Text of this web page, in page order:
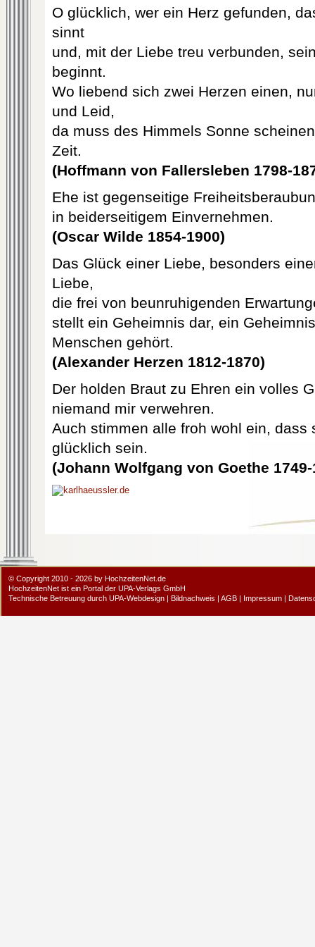
O glücklich, wer ein Herz gefunden,
sinnt
und, mit der Liebe treu verbunden,
beginnt.
Wo liebend sich zwei Herzen einen,
und Leid,
da muss des Himmels Sonne
Zeit.
(Hoffmann von Fallersleben 1798-
Ehe ist gegenseitige
in beiderseitigem Einvernehmen.
(Oscar Wilde 1854-1900)
Das Glück einer Liebe, besonders
Liebe,
die frei von beunruhigenden
stellt ein Geheimnis dar, ein
Menschen gehört.
(Alexander Herzen 1812-1870)
Der holden Braut zu Ehren ein volles
niemand mir verwehren.
Auch stimmen alle froh wohl ein, dass
glücklich sein.
(Johann Wolfgang von Goethe 1749-
© Copyright 2010 - 2026 by HochzeitenNet.de
HochzeitenNet ist ein Portal der UPA-Verlags GmbH
Technische Betreuung durch UPA-Webdesign | Bildnachweis | AGB | Impressum |